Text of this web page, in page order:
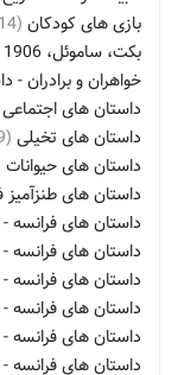
بازی های کودکان (14)
بکت، ساموئل، 1906 - 1989 م. - نقد و تفسیر
خواهران و برادران -
داستان های اجتماعی
داستان های تخیلی (129)
داستان های حیوانات
داستان های طنزآمیز
داستان های فرانسه -
داستان های فرانسه -
داستان های فرانسه -
داستان های فرانسه - قرن 19م. - ادبیات کودکان
داستان های فرانسه -
داستان های فرانسه - قرن 20م. - ادبیات کودکان